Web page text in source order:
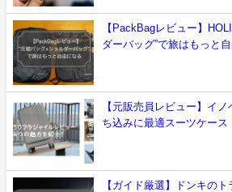
【PackBagレビュー】
ダーバッグ”で旅はもっと自
【元販売員レビュー】イ
ち込みに最適スーツケース
【ガイド厳選】ドンキの